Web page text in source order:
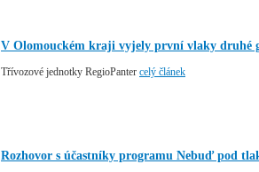
V Olomouckém kraji vyjely první vlaky druhé
Třívozové jednotky RegioPanter celý článek
Rozhovor s účastníky programu Nebuď pod